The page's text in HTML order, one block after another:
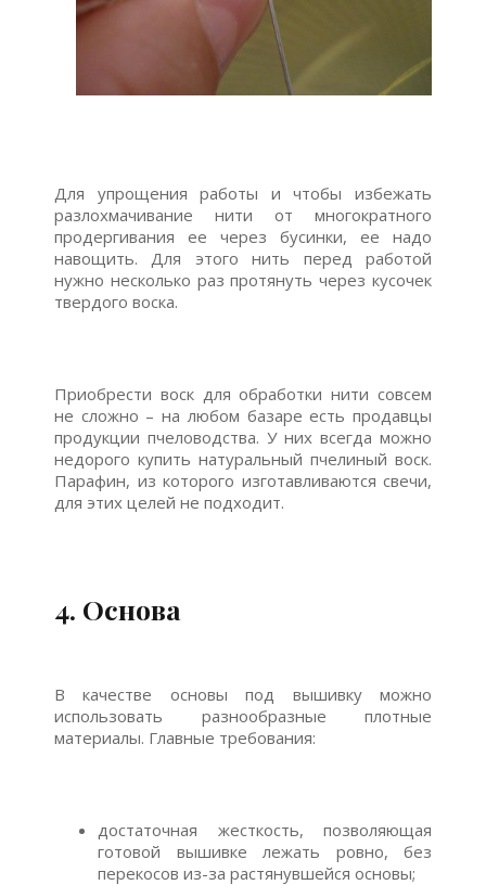
Для упрощения работы и чтобы избежать
разлохмачивание нити от многократного
продергивания ее через бусинки, ее надо
навощить. Для этого нить перед работой
нужно несколько раз протянуть через кусочек
твердого воска.
Приобрести воск для обработки нити совсем
не сложно – на любом базаре есть продавцы
продукции пчеловодства. У них всегда можно
недорого купить натуральный пчелиный воск.
Парафин, из которого изготавливаются свечи,
для этих целей не подходит.
4. Основа
В качестве основы под вышивку можно
использовать разнообразные плотные
материалы. Главные требования:
достаточная жесткость, позволяющая
готовой вышивке лежать ровно, без
перекосов из-за растянувшейся основы;